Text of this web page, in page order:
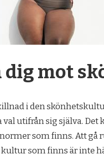
dig mot
i den
utifrån sig själva. Det
som finns. Att gå
som finns är inte